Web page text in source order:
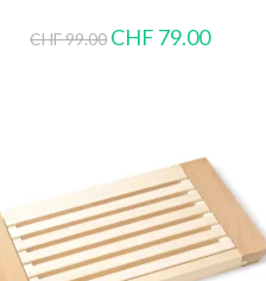
CHF99.00 CHF 79.00